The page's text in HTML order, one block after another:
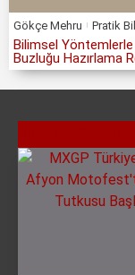
Gökçe Mehru Pratik
Bilimsel
Buzluğu Hazırlama